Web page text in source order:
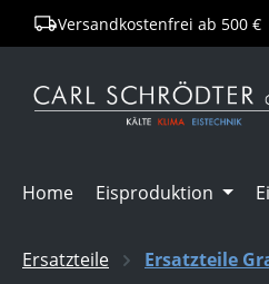
Zur
Versandkostenfrei ab 500 €
Home Eisproduktion
Ersatzteile Ersatzteile